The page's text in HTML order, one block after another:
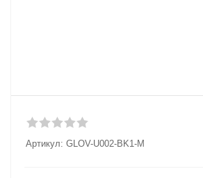
Артикул: GLOV-U002-BK1-M